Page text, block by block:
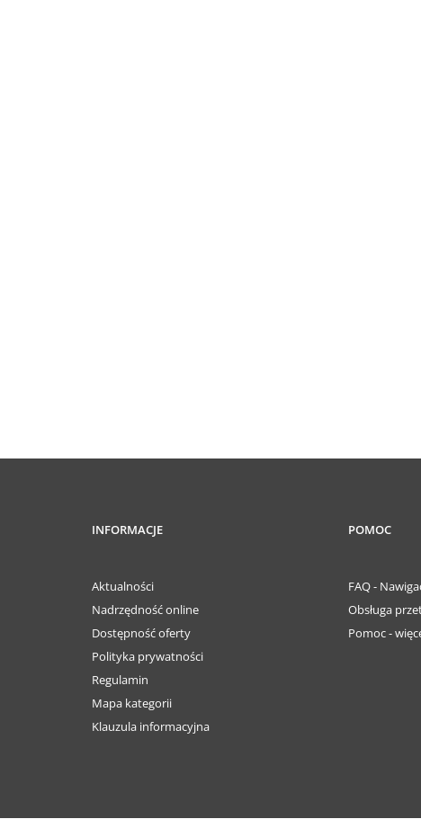
INFORMACJE
Aktualności
Nadrzędność online
Dostępność oferty
Polityka prywatności
Regulamin
Mapa kategorii
Klauzula informacyjna
POMOC
FAQ -
Obsługa
Pomoc -